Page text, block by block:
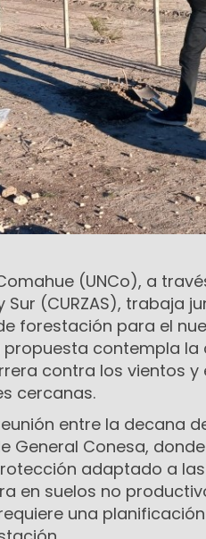
(UNCo), a
(CURZAS), trabaja
forestación para el
propuesta contempla
contra los vientos y
cercanas.
entre la decana
General Conesa,
adaptado a
en suelos no
una